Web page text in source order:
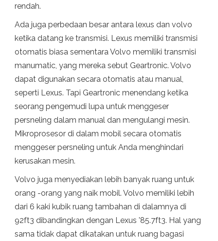
rendah.
Ada juga perbedaan besar antara lexus dan volvo
ketika datang ke transmisi. Lexus memiliki transmisi
otomatis biasa sementara Volvo memiliki transmisi
manumatic, yang mereka sebut Geartronic. Volvo
dapat digunakan secara otomatis atau manual,
seperti Lexus. Tapi Geartronic menendang ketika
seorang pengemudi lupa untuk menggeser
persneling dalam manual dan mengulangi mesin.
Mikroprosesor di dalam mobil secara otomatis
menggeser persneling untuk Anda menghindari
kerusakan mesin.
Volvo juga menyediakan lebih banyak ruang untuk
orang -orang yang naik mobil. Volvo memiliki lebih
dari 6 kaki kubik ruang tambahan di dalamnya di
92ft3 dibandingkan dengan Lexus '85.7ft3. Hal yang
sama tidak dapat dikatakan untuk ruang bagasi